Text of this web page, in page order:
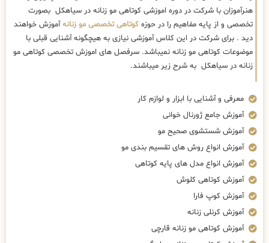
هنرآموزان با شرکت در دوره اموزشی کوتاهی مو زنانه در سیاهکل بصورت
تخصصی و از پایه مفاهیم را در حوزه کوتاهی تخصصی مو زنانهآموزش خواهند
دید . برای شرکت در این کلاس آموزشی نیازی به هیچگونه آشنایی قبلی با
موضوعات کوتاهی مو زنانه نمیباشد. سرفصل های اموزش تخصصی کوتاهی مو
زنانه در سیاهکل به شرح زیر میباشند.
معرفی و آشنایی با ابزار و لوازم کار
آموزش جامع ژورنال خوانی
آموزش شستشوی صحیح مو
آموزش انواع روش های تقسیم بندی مو
آموزش انواع مدل های پایه کوتاهی
آموزش کوتاهی کلوش
آموزش کوپ فارا
آموزش کرنلی زنانه
آموزش کوتاهی مو زنانه قارچی